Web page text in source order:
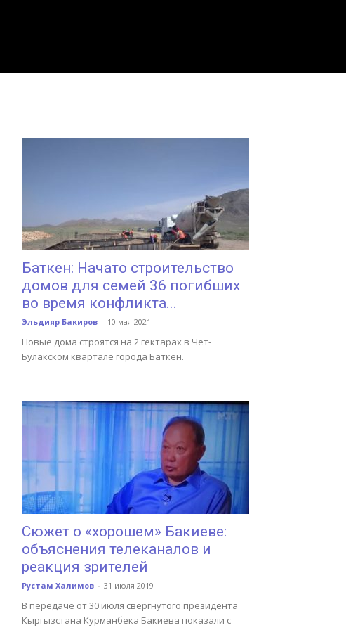
Баткен: Начато строительство
домов для семей 36 погибших
во время конфликта...
Эльдияр Бакиров - 10 мая 2021
Новые дома строятся на 2 гектарах в Чет-
Булакском квартале города Баткен.
Сюжет о «хорошем» Бакиеве:
объяснения телеканалов и
реакция зрителей
Рустам Халимов - 31 июля 2019
В передаче от 30 июля свергнутого президента
Кыргызстана Курманбека Бакиева показали с